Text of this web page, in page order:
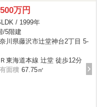
万円
/ 1999年
/5階建
川県藤沢市辻堂神台2丁目 5-
Ｒ東海道本線 辻堂 徒歩12分
面積 67.75㎡